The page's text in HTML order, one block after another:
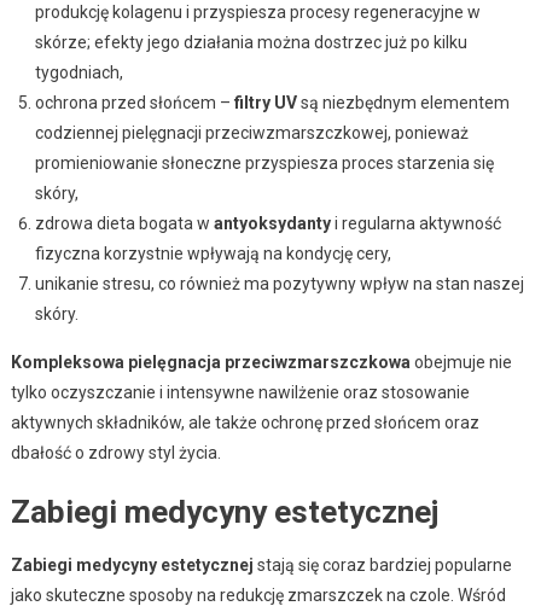
produkcję kolagenu i przyspiesza procesy regeneracyjne w
skórze; efekty jego działania można dostrzec już po kilku
tygodniach,
ochrona przed słońcem – filtry UVsą niezbędnym elementem
codziennej pielęgnacji przeciwzmarszczkowej, ponieważ
promieniowanie słoneczne przyspiesza proces starzenia się
skóry,
zdrowa dieta bogata w antyoksydantyi regularna aktywność
fizyczna korzystnie wpływają na kondycję cery,
unikanie stresu, co również ma pozytywny wpływ na stan naszej
skóry.
Kompleksowa pielęgnacja przeciwzmarszczkowa obejmuje nie
tylko oczyszczanie i intensywne nawilżenie oraz stosowanie
aktywnych składników, ale także ochronę przed słońcem oraz
dbałość o zdrowy styl życia.
Zabiegi medycyny estetycznej
Zabiegi medycyny estetycznej stają się coraz bardziej popularne
jako skuteczne sposoby na redukcję zmarszczek na czole. Wśród